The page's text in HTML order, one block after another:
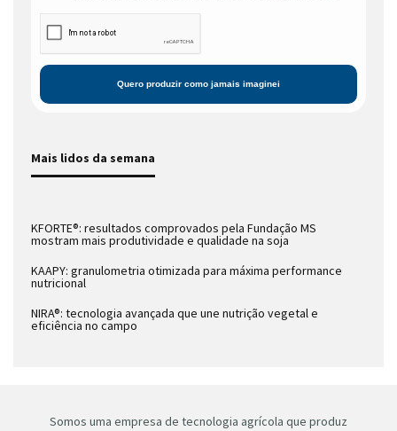
Mais lidos da semana
KFORTE®: resultados comprovados pela Fundação MS
mostram mais produtividade e qualidade na soja
KAAPY: granulometria otimizada para máxima performance
nutricional
NIRA®: tecnologia avançada que une nutrição vegetal e
eficiência no campo
Somos uma empresa de tecnologia agrícola que produz